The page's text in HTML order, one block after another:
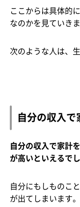
ここからは具体的
なのかを見ていきま
次のような人は、
自分の収入で
自分の収入で家計
が高いといえるでし
自分にもしものこ
が出てしまいます